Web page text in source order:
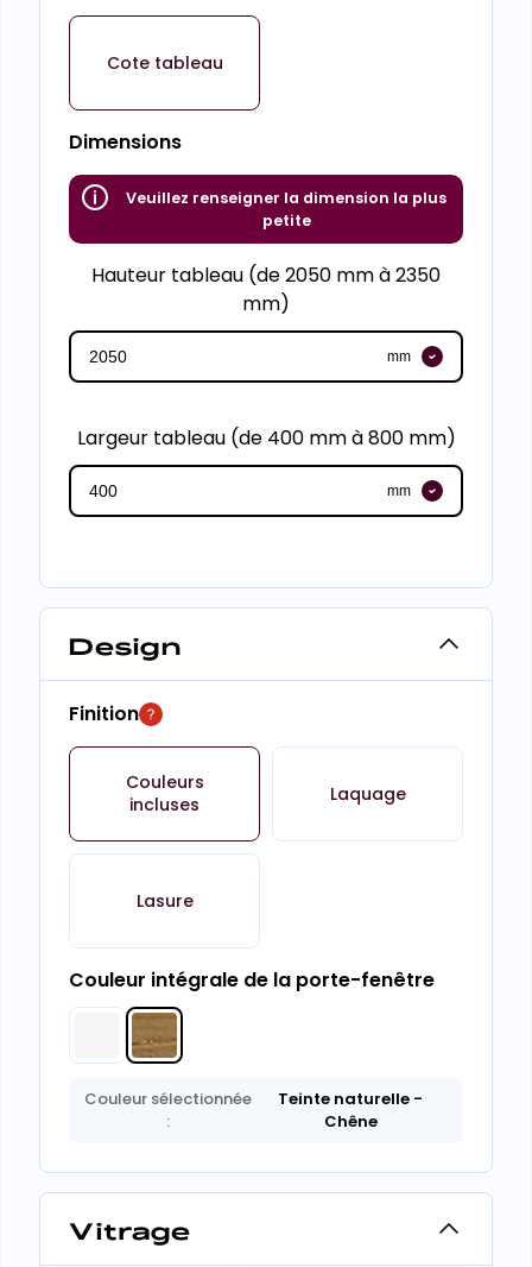
Cote tableau
Dimensions
Veuillez renseigner la dimension la plus
petite
Hauteur tableau (de 2050 mm à 2350
mm)
mm
Largeur tableau (de 400 mm à 800 mm)
mm
Design
Finition
Couleurs
incluses
Laquage
Lasure
Couleur intégrale de la porte-fenêtre
Couleur sélectionnée
:
Teinte naturelle -
Chêne
Vitrage